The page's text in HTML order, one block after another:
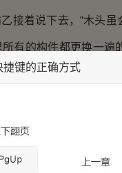
接着说下去，“木头
有的构件都更换一
筑。木的轻便与生长，
神。他和小季一起
处。这也是他渴望更
是谁都愿意来宫里的
捷键的正确方式